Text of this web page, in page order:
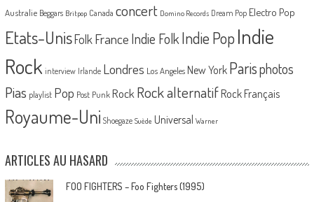
Australie Beggars Britpop Canada concert Domino Records Dream Pop Electro Pop
Etats-UnisFolk France Indie FolkIndie PopIndie
Rock interview Irlande Londres Los Angeles New York Parisphotos
Pias playlist Pop Post Punk Rock Rock alternatif Rock Français
Royaume-Uni Shoegaze Suède Universal Warner
ARTICLES AU HASARD
FOO FIGHTERS – Foo Fighters (1995)